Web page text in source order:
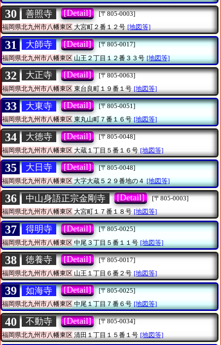
30 善照寺 [Detail]
[〒805-0003]
福岡県北九州市八幡東区大宮町２番１２号 [地図等]
31 大師寺 [Detail]
[〒805-0017]
福岡県北九州市八幡東区山王２丁目１２番３３号 [地図等]
32 大正寺 [Detail]
[〒805-0063]
福岡県北九州市八幡東区 東台良町１９番１号 [地図等]
33 大東寺 [Detail]
[〒805-0051]
福岡県北九州市八幡東区東丸山町７番１６号 [地図等]
34 大徳寺 [Detail]
[〒805-0048]
福岡県北九州市八幡東区 大蔵１丁目５番１６号 [地図等]
35 大日寺 [Detail]
[〒805-0048]
福岡県北九州市八幡東区大字大蔵５２９番地の４ [地図等]
36 中山身語正宗金剛寺 [Detail]
[〒805-0003]
福岡県北九州市八幡東区大宮町１７番１８号 [地図等]
37 得明寺 [Detail]
[〒805-0025]
福岡県北九州市八幡東区中尾３丁目５番１１号 [地図等]
38 徳養寺 [Detail]
[〒805-0017]
福岡県北九州市八幡東区 山王１丁目６番２号 [地図等]
39 如海寺 [Detail]
[〒805-0025]
福岡県北九州市八幡東区中尾１丁目７番６号 [地図等]
40 不動寺 [Detail]
[〒805-0034]
福岡県北九州市八幡東区 清田１丁目１５番１号 [地図等]